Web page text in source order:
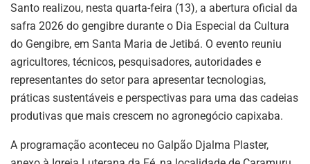
Santo realizou, nesta quarta-feira (13), a abertura oficial da
safra 2026 do gengibre durante o Dia Especial da Cultura
do Gengibre, em Santa Maria de Jetibá. O evento reuniu
agricultores, técnicos, pesquisadores, autoridades e
representantes do setor para apresentar tecnologias,
práticas sustentáveis e perspectivas para uma das cadeias
produtivas que mais crescem no agronegócio capixaba.
A programação aconteceu no Galpão Djalma Plaster,